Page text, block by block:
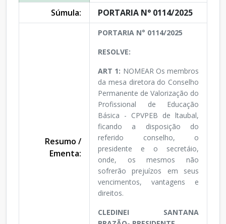
Súmula:
PORTARIA N° 0114/2025
Resumo /
Ementa:
PORTARIA N° 0114/2025
RESOLVE:
ART 1: NOMEAR Os membros
da mesa diretora do Conselho
Permanente de Valorização do
Profissional de Educação
Básica - CPVPEB de ltaubal,
ficando a disposição do
referido conselho, o
presidente e o secretáio,
onde, os mesmos não
sofrerão prejuízos em seus
vencimentos, vantagens e
direitos.
CLEDINEI SANTANA